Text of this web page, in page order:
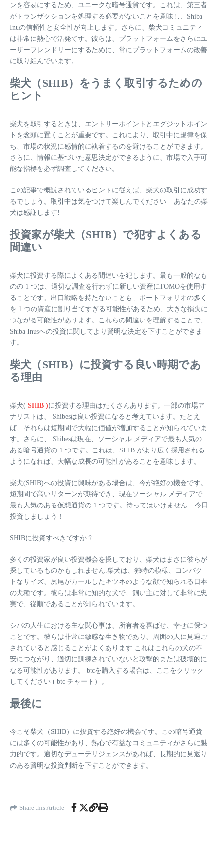
ンを容易にするため、ユニークな暗号通貨です。これは、第三者
がトランザクションを処理する必要がないことを意味し、Shiba
Inuの信頼性と安全性が向上します。さらに、柴犬コミュニティ
は非常に熱心で活発です。彼らは、プラットフォームをさらにユ
ーザーフレンドリーにするために、常にプラットフォームの改善
に取り組んでいます。
柴犬（SHIB）をうまく取引するための
ヒント
柴犬を取引するときは、エントリーポイントとエグジットポイン
トを念頭に置くことが重要です。これにより、取引中に規律を保
ち、市場の状況に感情的に執着するのを避けることができます。
さらに、情報に基づいた意思決定ができるように、市場で入手可
能な指標を必ず調査してください。
この記事で概説されているヒントに従えば、柴犬の取引に成功す
るでしょう。取引中は気をつけて楽しんでください – あなたの柴
犬は感謝します!
投資家が柴犬（SHIB）で犯すよくある
間違い
柴犬に投資する際によくある間違いを犯します。最も一般的なも
のの 1 つは、適切な調査を行わずに新しい資産にFOMOを使用す
ることです。出口戦略を持たないことも、ポートフォリオの多く
を 1 つの資産に割り当てすぎる可能性があるため、大きな損失に
つながる可能性があります。これらの間違いを理解することで、
Shiba Inusへの投資に関してより賢明な決定を下すことができま
す。
柴犬（SHIB）に投資する良い時期であ
る理由
柴犬( SHIB )に投資する理由はたくさんあります。一部の市場ア
ナリストは、 Shibesは良い投資になると考えています。たとえ
ば、それらは短期間で大幅に価値が増加することが知られていま
す。さらに、 Shibesは現在、ソーシャル メディアで最も人気の
ある暗号通貨の 1 つです。これは、SHIB がより広く採用される
ようになれば、大幅な成長の可能性があることを意味します。
柴犬(SHIB)への投資に興味がある場合は、今が絶好の機会です。
短期間で高いリターンが期待でき、現在ソーシャル メディアで
最も人気のある仮想通貨の 1 つです。待ってはいけません – 今日
投資しましょう！
SHIBに投資すべきですか？
多くの投資家が良い投資機会を探しており、柴犬はまさに彼らが
探しているものかもしれません.柴犬は、独特の模様、コンパク
トなサイズ、尻尾がカールしたキツネのような顔で知られる日本
の犬種です。彼らは非常に知的な犬で、飼い主に対して非常に忠
実で、従順であることが知られています。
シバの人生における主な関心事は、所有者を喜ばせ、幸せに保つ
ことです。彼らは非常に敏感な生き物であり、周囲の人に見過ご
されていると感じることがよくあります.これはこれらの犬の不
安につながり、適切に訓練されていないと攻撃的または破壊的に
なる可能性があります。 btcを購入する場合は、ここをクリック
してください ( btc チャート ）。
最後に
今こそ柴犬（SHIB）に投資する絶好の機会です。この暗号通貨
には多くの可能性があり、熱心で有益なコミュニティがさらに魅
力的です。適切なデューデリジェンスがあれば、長期的に見返り
のある賢明な投資判断を下すことができます。
Share this Article